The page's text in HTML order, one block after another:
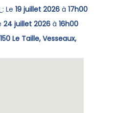
: Le19 juillet 2026 à17h00
24 juillet 2026 à16h00
Le Taille, Vesseaux,